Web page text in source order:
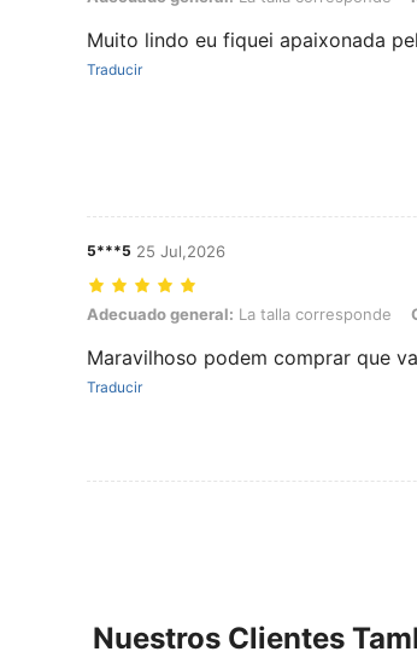
Muito lindo eu fiquei apaixonada
Traducir
5***5 25 Jul,2026
Adecuado general: La talla corresponde, Color:
Adecuado general: La talla corresponde
Maravilhoso podem comprar que
Traducir
Nuestros Clientes